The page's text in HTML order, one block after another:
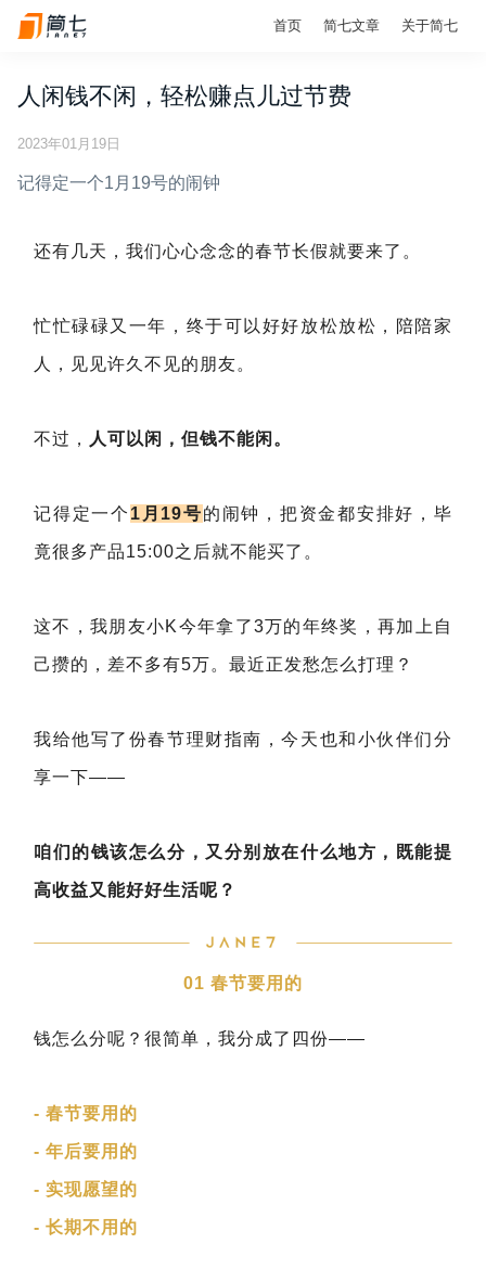
首页 简七文章 关于简七
人闲钱不闲，轻松赚点儿过节费
2023年01月19日
记得定一个1月19号的闹钟
还有几天，我们心心念念的春节长假就要来了。
忙忙碌碌又一年，终于可以好好放松放松，陪陪家
人，见见许久不见的朋友。
不过， 人可以闲，但钱不能闲。
记得定一个 1月19号的闹钟，把资金都安排好，毕
竟很多产品15:00之后就不能买了。
这不，我朋友小K今年拿了3万的年终奖，再加上自
己攒的，差不多有5万。最近正发愁怎么打理？
我给他写了份春节理财指南，今天也和小伙伴们分
享一下——
咱们的钱该怎么分，又分别放在什么地方，既能提
高收益又能好好生活呢？
01 春节要用的
钱怎么分呢？很简单，我分成了四份——
- 春节要用的
- 年后要用的
- 实现愿望的
- 长期不用的